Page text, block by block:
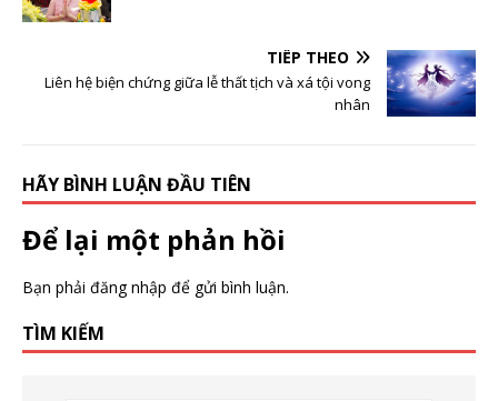
TIẾP THEO
Liên hệ biện chứng giữa lễ thất tịch và xá tội vong
nhân
HÃY BÌNH LUẬN ĐẦU TIÊN
Để lại một phản hồi
Bạn phải đăng nhập để gửi bình luận.
TÌM KIẾM